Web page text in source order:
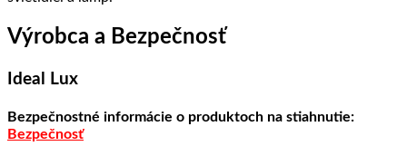
Výrobca a Bezpečnosť
Ideal Lux
Bezpečnostné informácie o produktoch na stiahnutie:
Bezpečnosť